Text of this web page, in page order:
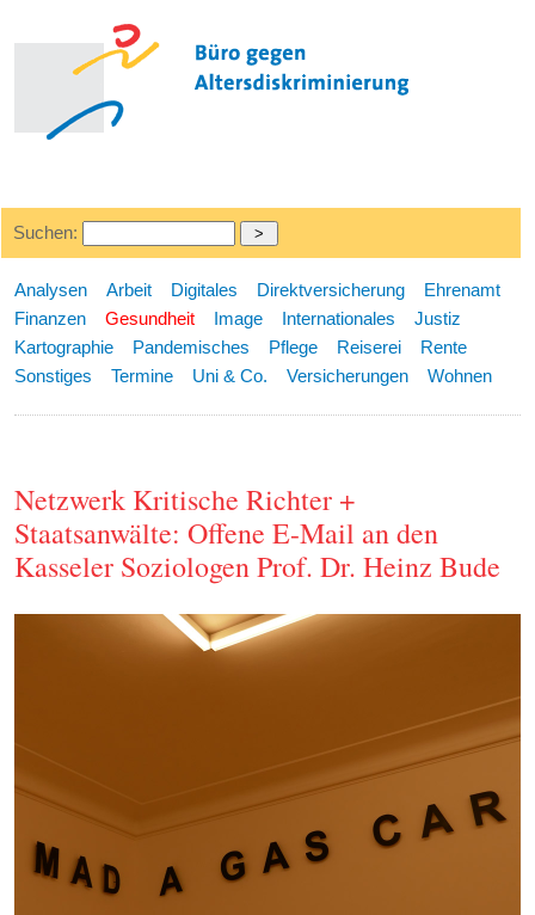
Suchen:
Analysen Arbeit Digitales Direktversicherung
Ehrenamt
Finanzen
Gesundheit Image Internationales
Justiz
Kartographie
Pandemisches Pflege Reiserei
Rente
Sonstiges
Termine Uni & Co. Versicherungen Wohnen
Netzwerk Kritische Richter +
Staatsanwälte: Offene E-Mail an den
Kasseler Soziologen Prof. Dr. Heinz Bude